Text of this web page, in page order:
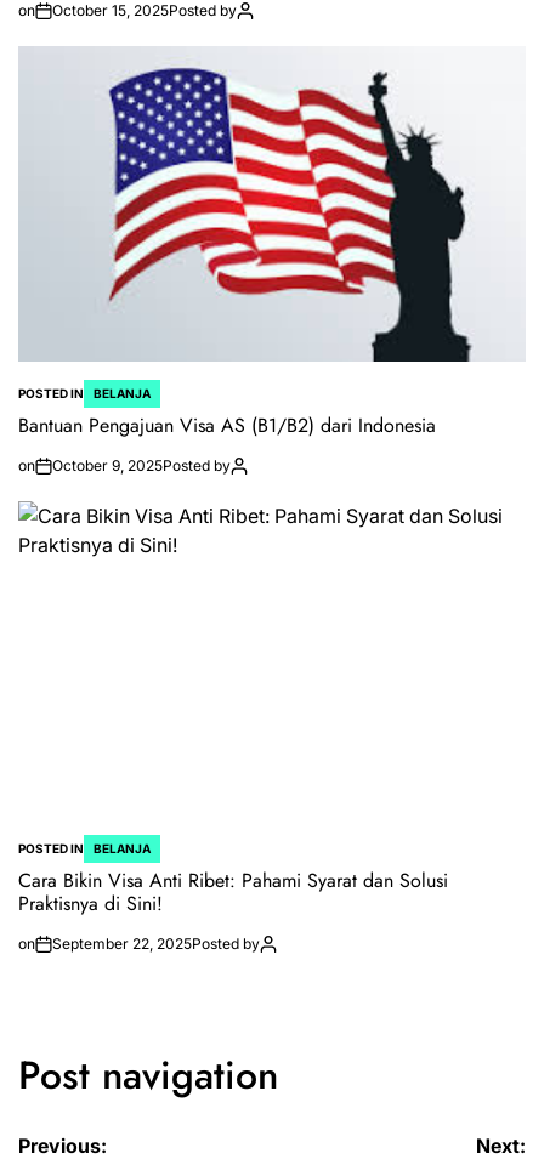
on October 15, 2025Posted by
POSTED IN BELANJA
Bantuan Pengajuan Visa AS (B1/B2) dari Indonesia
on October 9, 2025Posted by
POSTED IN BELANJA
Cara Bikin Visa Anti Ribet: Pahami Syarat dan Solusi
Praktisnya di Sini!
on September 22, 2025Posted by
Post navigation
Previous: Next: